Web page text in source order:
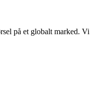
på et globalt marked. Vi